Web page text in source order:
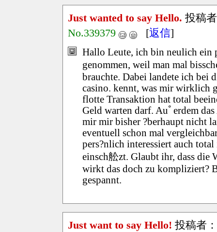
Just wanted to say Hello. 投稿
No.339379
[返信]
Hallo Leute, ich bin neulich ein
genommen, weil man mal
brauchte. Dabei landete ich bei
casino. kennt, was mir wirklich
flotte Transaktion hat total
Geld warten darf. Auﾟerdem
mir mir bisher ?berhaupt nicht
eventuell schon mal
pers?nlich interessiert auch
einsch舩zt. Glaubt ihr, dass die
wirkt das doch zu kompliziert?
gespannt.
Just want to say Hello! 投稿者：